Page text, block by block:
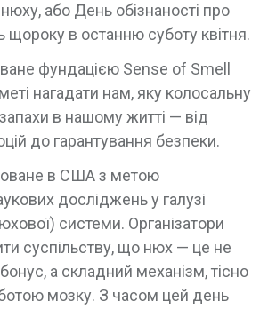
або День обізнаності про
щороку в останню суботу квітня.
фундацією Sense of Smell
нагадати нам, яку колосальну
в нашому житті — від
до гарантування безпеки.
в США з метою
досліджень у галузі
системи. Організатори
суспільству, що нюх — це не
а складний механізм, тісно
мозку. З часом цей день